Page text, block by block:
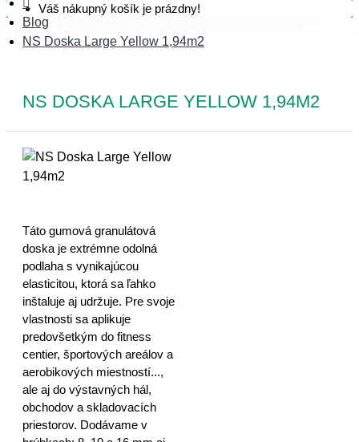
Váš nákupný košík je prázdny!
Blog
NS Doska Large Yellow 1,94m2
NS DOSKA LARGE YELLOW 1,94M2
Táto gumová granulátová
doska je extrémne odolná
podlaha s vynikajúcou
elasticitou, ktorá sa ľahko
inštaluje aj udržuje. Pre svoje
vlastnosti sa aplikuje
predovšetkým do fitness
centier, športových areálov a
aerobikových miestností...,
ale aj do výstavných hál,
obchodov a skladovacích
priestorov. Dodávame v